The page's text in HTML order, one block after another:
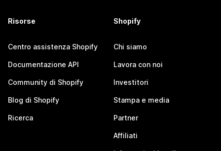
Risorse
Centro assistenza Shopify
Documentazione API
Community di Shopify
Blog di Shopify
Ricerca
Shopify
Chi siamo
Lavora con noi
Investitori
Stampa e media
Partner
Affiliati